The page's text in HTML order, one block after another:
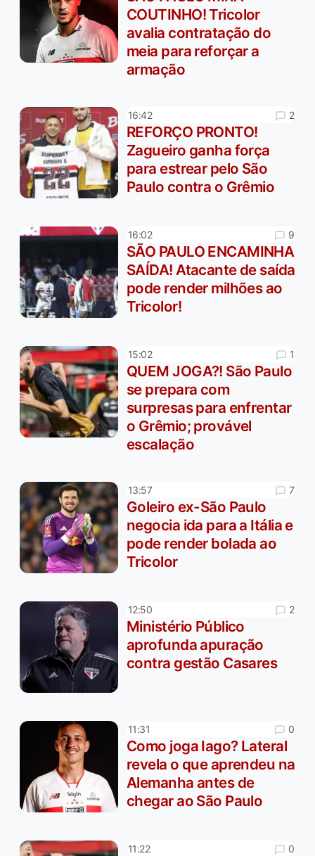
COUTINHO! Tricolor
avalia contratação do
meia para reforçar a
armação
16:42 2
REFORÇO PRONTO!
Zagueiro ganha força
para estrear pelo São
Paulo contra o Grêmio
16:02 9
SÃO PAULO ENCAMINHA
SAÍDA! Atacante de saída
pode render milhões ao
Tricolor!
15:02 1
QUEM JOGA?! São Paulo
se prepara com
surpresas para enfrentar
o Grêmio; provável
escalação
13:57 7
Goleiro ex-São Paulo
negocia ida para a Itália e
pode render bolada ao
Tricolor
12:50 2
Ministério Público
aprofunda apuração
contra gestão Casares
11:31 0
Como joga Iago? Lateral
revela o que aprendeu na
Alemanha antes de
chegar ao São Paulo
11:22 0